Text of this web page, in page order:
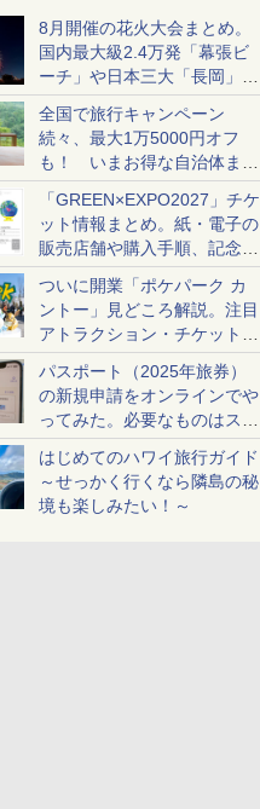
8月開催の花火大会まとめ。
国内最大級2.4万発「幕張ビ
ーチ」や日本三大「長岡」な
ど大型イベント目白押し！
全国で旅行キャンペーン
続々、最大1万5000円オフ
も！ いまお得な自治体まと
め
「GREEN×EXPO2027」チケ
ット情報まとめ。紙・電子の
販売店舗や購入手順、記念チ
ケットも解説
ついに開業「ポケパーク カ
ントー」見どころ解説。注目
アトラクション・チケット手
配・来場前に必要な準備は？
パスポート（2025年旅券）
の新規申請をオンラインでや
ってみた。必要なものはスマ
ホとマイナカードのみ
はじめてのハワイ旅行ガイド
～せっかく行くなら隣島の秘
境も楽しみたい！～